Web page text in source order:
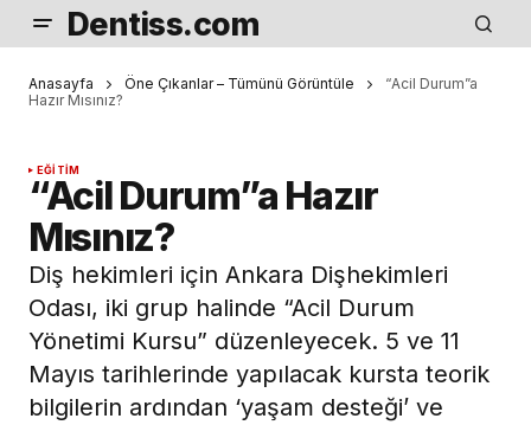
Dentiss.com
Anasayfa Öne Çıkanlar – Tümünü Görüntüle
“Acil Durum”a
Hazır Mısınız?
EĞITIM
“Acil Durum”a Hazır
Mısınız?
Diş hekimleri için Ankara Dişhekimleri
Odası, iki grup halinde “Acil Durum
Yönetimi Kursu” düzenleyecek. 5 ve 11
Mayıs tarihlerinde yapılacak kursta teorik
bilgilerin ardından ‘yaşam desteği’ ve